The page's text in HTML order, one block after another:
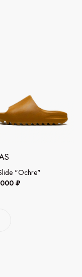
"Ochre"
₽